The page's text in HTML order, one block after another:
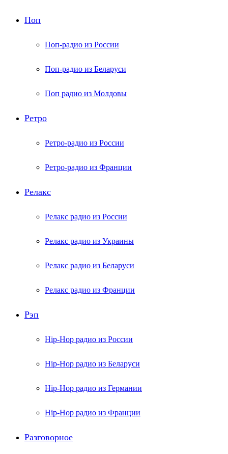
Поп
Поп-радио из России
Поп-радио из Беларуси
Поп радио из Молдовы
Ретро
Ретро-радио из России
Ретро-радио из Франции
Релакс
Релакс радио из России
Релакс радио из Украины
Релакс радио из Беларуси
Релакс радио из Франции
Рэп
Hip-Hop радио из России
Hip-Hop радио из Беларуси
Hip-Hop радио из Германии
Hip-Hop радио из Франции
Разговорное